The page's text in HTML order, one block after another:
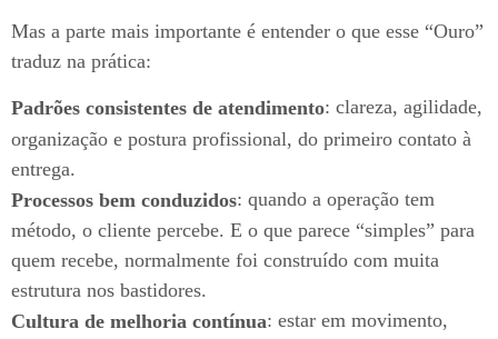
Mas a parte mais importante é entender o que esse “Ouro”
traduz na prática:
Padrões consistentes de atendimento: clareza, agilidade,
organização e postura profissional, do primeiro contato à
entrega.
Processos bem conduzidos: quando a operação tem
método, o cliente percebe. E o que parece “simples” para
quem recebe, normalmente foi construído com muita
estrutura nos bastidores.
Cultura de melhoria contínua: estar em movimento,